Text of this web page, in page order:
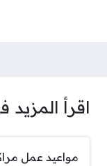
اقرأ المزيد
مواعيد عمل